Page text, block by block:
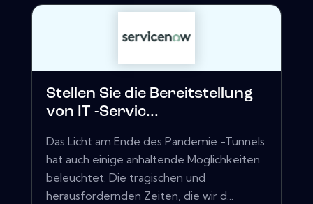
Stellen Sie die Bereitstellung
von IT -Servic...
Das Licht am Ende des Pandemie -Tunnels
hat auch einige anhaltende Möglichkeiten
beleuchtet. Die tragischen und
herausfordernden Zeiten, die wir d...